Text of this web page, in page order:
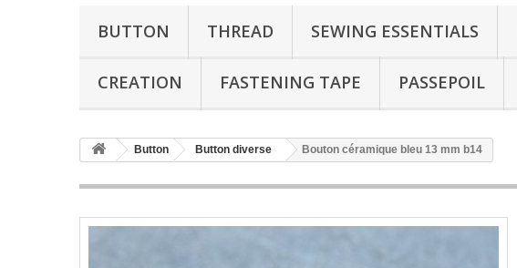
BUTTON THREAD SEWING ESSENTIALS
CREATION FASTENING TAPE PASSEPOIL
Button Button diverse Bouton céramique bleu 13 mm b14